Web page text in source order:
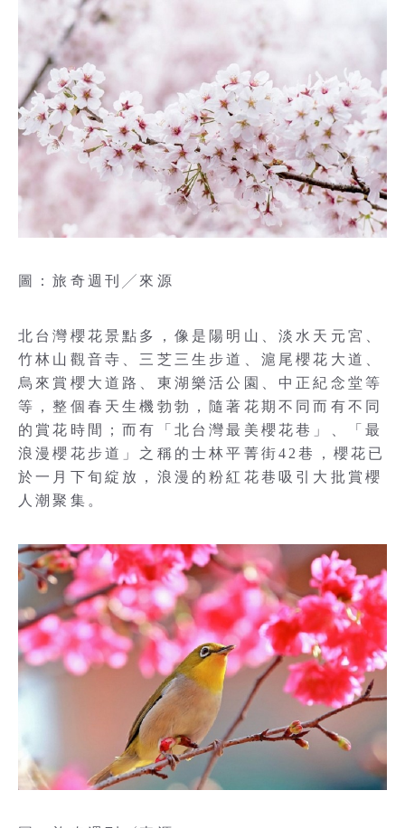
圖：旅奇週刊╱來源
北台灣櫻花景點多，像是陽明山、淡水天元宮、
竹林山觀音寺、三芝三生步道、滬尾櫻花大道、
烏來賞櫻大道路、東湖樂活公園、中正紀念堂等
等，整個春天生機勃勃，隨著花期不同而有不同
的賞花時間；而有「北台灣最美櫻花巷」、「最
浪漫櫻花步道」之稱的士林平菁街42巷，櫻花已
於一月下旬綻放，浪漫的粉紅花巷吸引大批賞櫻
人潮聚集。